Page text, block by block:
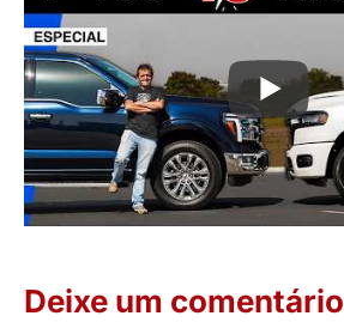
Deixe um comentário